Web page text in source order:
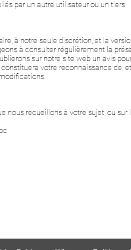
par un autre utilisateur ou un tiers.
à notre seule discrétion, et la
à consulter régulièrement la
sur notre site web un avis
votre reconnaissance de,
nous recueillons à votre sujet, ou